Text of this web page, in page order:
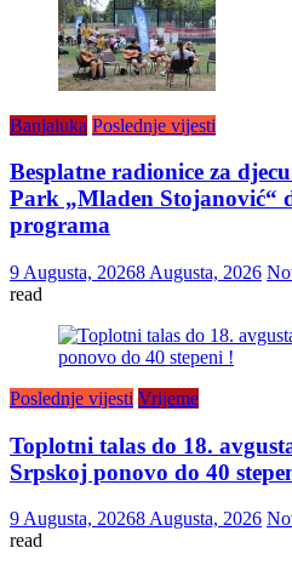
Banjaluka Poslednje vijesti
Besplatne radionice za
Park „Mladen Stojanović“
programa
9 Augusta, 20268 Augusta, 2026
read
Poslednje vijesti Vrijeme
Toplotni talas do 18.
Srpskoj ponovo do 40
9 Augusta, 20268 Augusta, 2026
read